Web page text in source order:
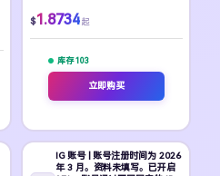
$1.8734 起
库存 103
立即购买
IG 账号 | 账号注册时间为 2026
年 3 月。资料未填写。已开启